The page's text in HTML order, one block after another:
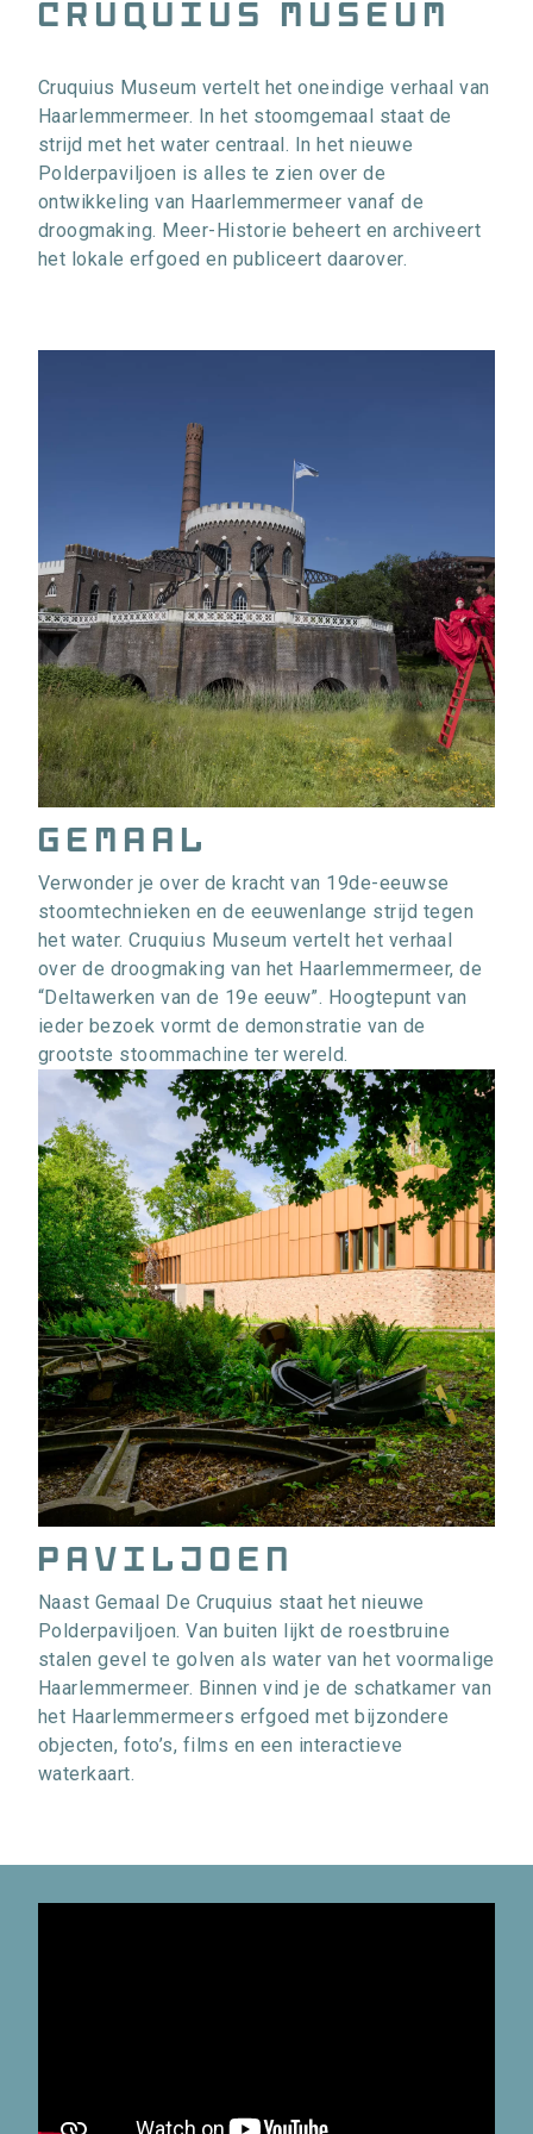
cruquius museum
Cruquius Museum vertelt het oneindige verhaal van
Haarlemmermeer. In het stoomgemaal staat de
strijd met het water centraal. In het nieuwe
Polderpaviljoen is alles te zien over de
ontwikkeling van Haarlemmermeer vanaf de
droogmaking. Meer-Historie beheert en archiveert
het lokale erfgoed en publiceert daarover.
gemaal
Verwonder je over de kracht van 19de-eeuwse
stoomtechnieken en de eeuwenlange strijd tegen
het water. Cruquius Museum vertelt het verhaal
over de droogmaking van het Haarlemmermeer, de
“Deltawerken van de 19e eeuw”. Hoogtepunt van
ieder bezoek vormt de demonstratie van de
grootste stoommachine ter wereld.
Paviljoen
Naast Gemaal De Cruquius staat het nieuwe
Polderpaviljoen. Van buiten lijkt de roestbruine
stalen gevel te golven als water van het voormalige
Haarlemmermeer. Binnen vind je de schatkamer van
het Haarlemmermeers erfgoed met bijzondere
objecten, foto’s, films en een interactieve
waterkaart.